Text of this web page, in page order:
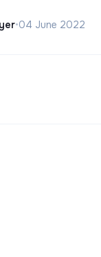
•04 June 2022